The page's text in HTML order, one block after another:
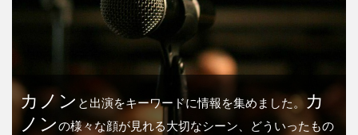
カノン と出演をキーワードに情報を集めました。カ
ノンの様々な顔が見れる大切なシーン、どういったもの